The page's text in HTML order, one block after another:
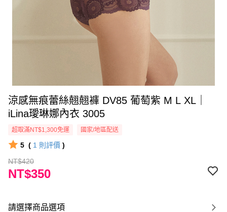
涼感無痕蕾絲翹翹褲 DV85 葡萄紫 M L XL｜
iLina璦琳娜內衣 3005
超取滿NT$1,300免運 國家/地區配送
5 ( 1 則評價 )
NT$420
NT$350
請選擇商品選項